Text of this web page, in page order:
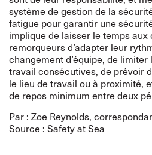
système de gestion de la
fatigue pour garantir une
implique de laisser le temps aux
remorqueurs d’adapter leur
changement d’équipe, de limiter
travail consécutives, de prévoir
le lieu de travail ou à proximité,
de repos minimum entre deux
Par : Zoe Reynolds,
Source : Safety at Sea